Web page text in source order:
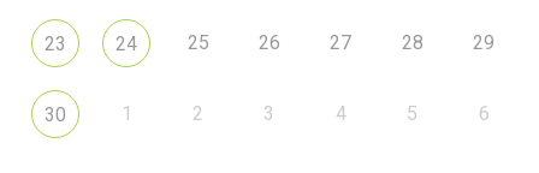
23 24 25 26 27 28 29
30 1 2 3 4 5 6